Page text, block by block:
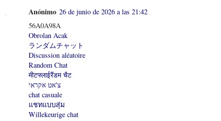
Anónimo 26 de junio de 2026 a las 21:42
56A0A98A
Obrolan Acak
ランダムチャット
Discussion aléatoire
Random Chat
मीटफ्लाईरैंडम चैट
צ'אט אקראי
chat casuale
แชทแบบสุ่ม
Willekeurige chat